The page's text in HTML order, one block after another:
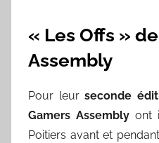
« Les Offs »
Assembly
Pour leurseconde
Gamers Assemblyont
Poitiers avant et